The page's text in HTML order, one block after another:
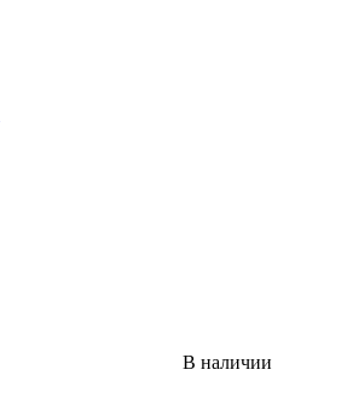
В наличии